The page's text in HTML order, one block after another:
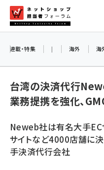
ン
ネット
yahoo (1894)
楽天 (1863)
連載・特集 | 海外 海
台湾の決済代行
業務提携を強化、
Neweb社は有名大手EC
サイトなど4000店舗に
手決済代行会社